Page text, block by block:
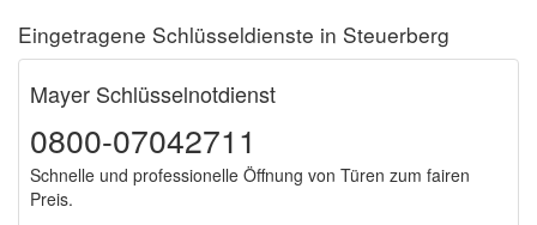
Eingetragene Schlüsseldienste in Steuerberg
Mayer Schlüsselnotdienst
0800-07042711
Schnelle und professionelle Öffnung von Türen zum fairen
Preis.